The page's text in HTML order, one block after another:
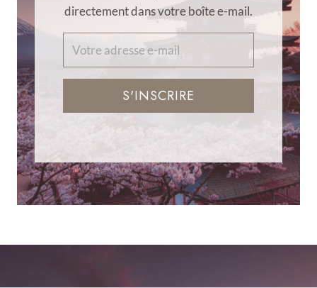
directement dans votre boîte e-mail.
S'INSCRIRE